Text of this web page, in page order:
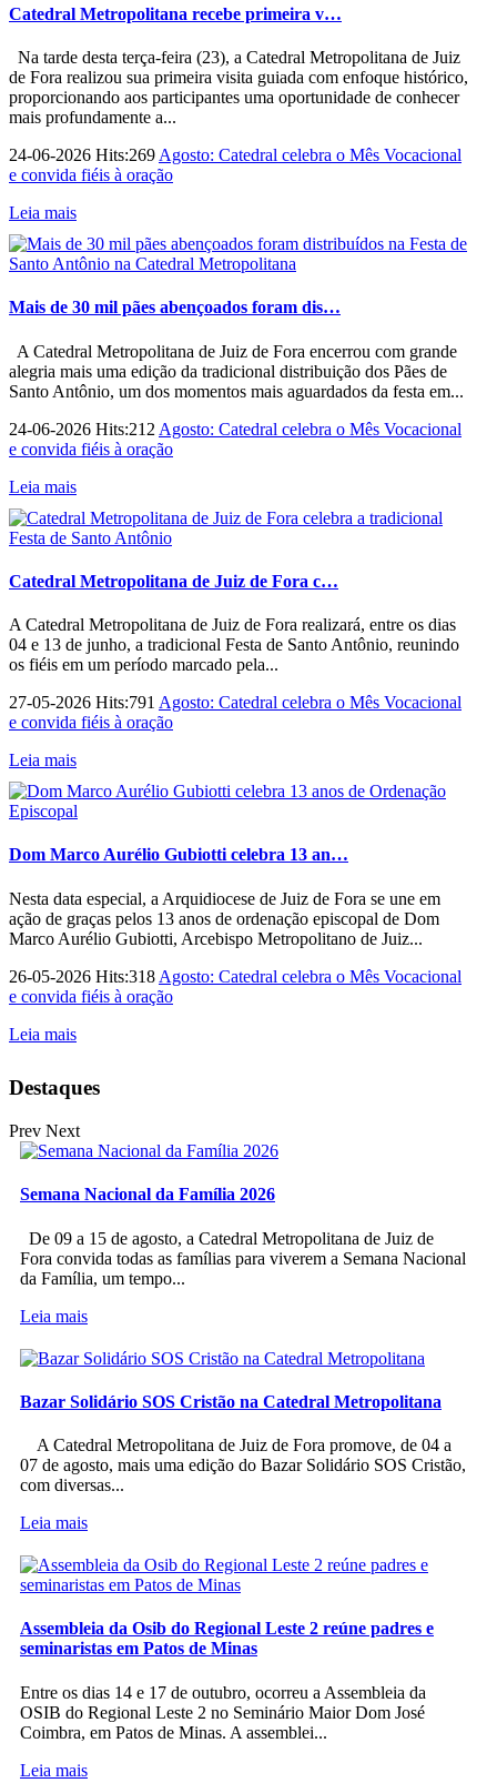
Catedral Metropolitana recebe primeira v…
Na tarde desta terça-feira (23), a Catedral Metropolitana de Juiz
de Fora realizou sua primeira visita guiada com enfoque histórico,
proporcionando aos participantes uma oportunidade de conhecer
mais profundamente a...
24-06-2026 Hits:269 Agosto: Catedral celebra o Mês Vocacional
e convida fiéis à oração
Leia mais
Mais de 30 mil pães abençoados foram dis…
A Catedral Metropolitana de Juiz de Fora encerrou com grande
alegria mais uma edição da tradicional distribuição dos Pães de
Santo Antônio, um dos momentos mais aguardados da festa em...
24-06-2026 Hits:212 Agosto: Catedral celebra o Mês Vocacional
e convida fiéis à oração
Leia mais
Catedral Metropolitana de Juiz de Fora c…
A Catedral Metropolitana de Juiz de Fora realizará, entre os dias
04 e 13 de junho, a tradicional Festa de Santo Antônio, reunindo
os fiéis em um período marcado pela...
27-05-2026 Hits:791 Agosto: Catedral celebra o Mês Vocacional
e convida fiéis à oração
Leia mais
Dom Marco Aurélio Gubiotti celebra 13 an…
Nesta data especial, a Arquidiocese de Juiz de Fora se une em
ação de graças pelos 13 anos de ordenação episcopal de Dom
Marco Aurélio Gubiotti, Arcebispo Metropolitano de Juiz...
26-05-2026 Hits:318 Agosto: Catedral celebra o Mês Vocacional
e convida fiéis à oração
Leia mais
Destaques
Prev Next
Semana Nacional da Família 2026
De 09 a 15 de agosto, a Catedral Metropolitana de Juiz de
Fora convida todas as famílias para viverem a Semana Nacional
da Família, um tempo...
Leia mais
Bazar Solidário SOS Cristão na Catedral Metropolitana
A Catedral Metropolitana de Juiz de Fora promove, de 04 a
07 de agosto, mais uma edição do Bazar Solidário SOS Cristão,
com diversas...
Leia mais
Assembleia da Osib do Regional Leste 2 reúne padres e
seminaristas em Patos de Minas
Entre os dias 14 e 17 de outubro, ocorreu a Assembleia da
OSIB do Regional Leste 2 no Seminário Maior Dom José
Coimbra, em Patos de Minas. A assemblei...
Leia mais